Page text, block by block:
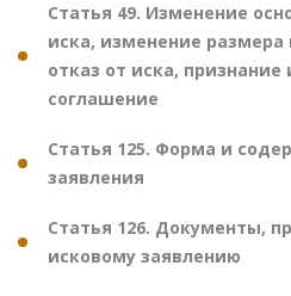
Статья 49. Изменение
иска, изменение
отказ от иска, признание
соглашение
Статья 125. Форма и
заявления
Статья 126. Документы,
исковому заявлению